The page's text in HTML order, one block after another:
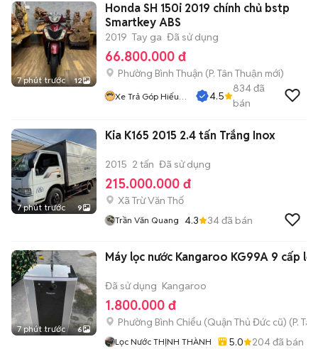
7 phút trước 12
Honda SH 150i 2019 chính chủ bstp
Smartkey ABS
2019 Tay ga Đã sử dụng
66.800.000 đ
Phường Bình Thuận (P. Tân Thuận mới)
Xe Trả Góp Hiếu
4.5
834đã
bán
7 phút trước 9
Kia K165 2015 2.4 tấn Trắng Inox
2015 2 tấn Đã sử dụng
215.000.000 đ
Xã Trừ Văn Thố
Trần Văn Quang 4.3 34đã bán
7 phút trước 6
Máy lọc nước Kangaroo KG99A 9 cấp
Đã sử dụng Kangaroo
1.800.000 đ
Phường Bình Chiểu (Quận Thủ Đức cũ) (P.
Lọc Nước THỊNH THÀNH 5.0 204đã bán